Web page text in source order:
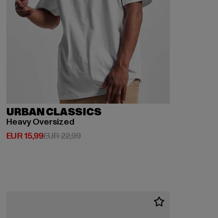
URBAN CLASSICS
Heavy Oversized
EUR 15,99
Derzeitiger Preis: EUR 15,99
EUR 22,99Aktionspreis: EUR 22,99